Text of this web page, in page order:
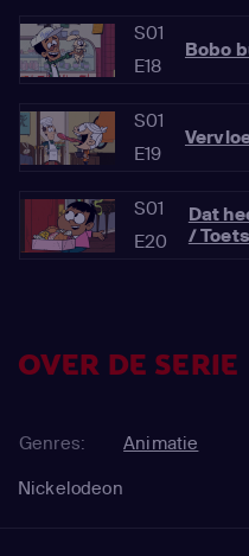
S01
E18
Bobo
S01
E19
S01
E20
Dat
/
OVER DE SERIE
Genres:
Animatie
Nickelodeon